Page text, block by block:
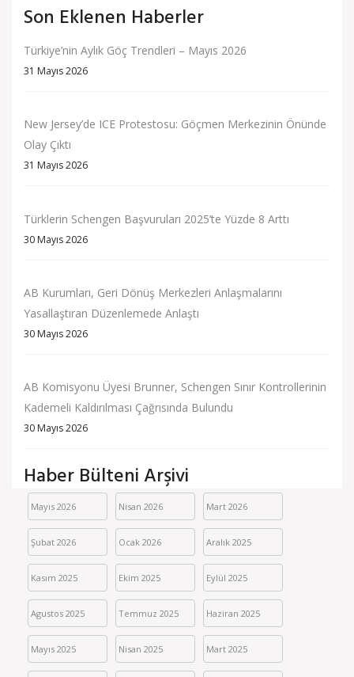
Son Eklenen Haberler
Türkiye’nin Aylık Göç Trendleri – Mayıs 2026
31 Mayıs 2026
New Jersey’de ICE Protestosu: Göçmen Merkezinin Önünde
Olay Çıktı
31 Mayıs 2026
Türklerin Schengen Başvuruları 2025’te Yüzde 8 Arttı
30 Mayıs 2026
AB Kurumları, Geri Dönüş Merkezleri Anlaşmalarını
Yasallaştıran Düzenlemede Anlaştı
30 Mayıs 2026
AB Komisyonu Üyesi Brunner, Schengen Sınır Kontrollerinin
Kademeli Kaldırılması Çağrısında Bulundu
30 Mayıs 2026
Haber Bülteni Arşivi
Mayıs 2026 Nisan 2026 Mart 2026
Şubat 2026 Ocak 2026 Aralık 2025
Kasım 2025 Ekim 2025 Eylül 2025
Agustos 2025 Temmuz 2025 Haziran 2025
Mayıs 2025 Nisan 2025 Mart 2025